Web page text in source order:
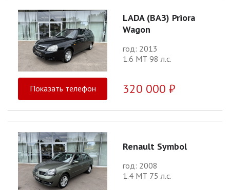
LADA (ВАЗ) Priora
Wagon
год: 2013
1.6 МТ 98 л.с.
Показать телефон 320 000 ₽
Renault Symbol
год: 2008
1.4 МТ 75 л.с.